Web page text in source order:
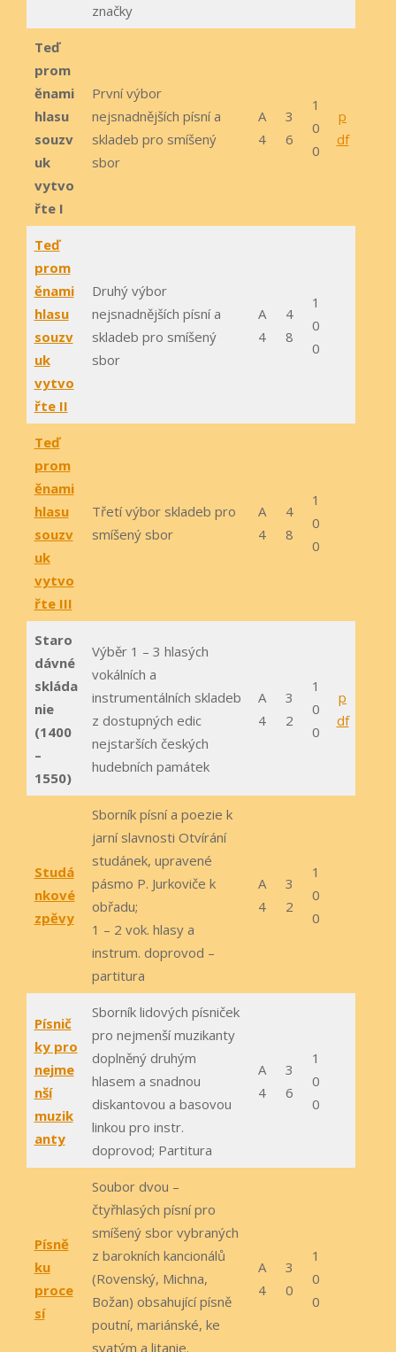
značky
Teď
prom
ěnami
hlasu
souzv
uk
vytvo
řte I
První výbor
nejsnadnějších písní a
skladeb pro smíšený
sbor
A
4
3
6
1
0
0
p
df
Teď
prom
ěnami
hlasu
souzv
uk
vytvo
řte II
Druhý výbor
nejsnadnějších písní a
skladeb pro smíšený
sbor
A
4
4
8
1
0
0
Teď
prom
ěnami
hlasu
souzv
uk
vytvo
řte III
Třetí výbor skladeb pro
smíšený sbor
A
4
4
8
1
0
0
Staro
dávné
skláda
nie
(1400
–
1550)
Výběr 1 – 3 hlasých
vokálních a
instrumentálních skladeb
z dostupných edic
nejstarších českých
hudebních památek
A
4
3
2
1
0
0
p
df
Studá
nkové
zpěvy
Sborník písní a poezie k
jarní slavnosti Otvírání
studánek, upravené
pásmo P. Jurkoviče k
obřadu;
1 – 2 vok. hlasy a
instrum. doprovod –
partitura
A
4
3
2
1
0
0
Písnič
ky pro
nejme
nší
muzik
anty
Sborník lidových písniček
pro nejmenší muzikanty
doplněný druhým
hlasem a snadnou
diskantovou a basovou
linkou pro instr.
doprovod; Partitura
A
4
3
6
1
0
0
Písně
ku
proce
sí
Soubor dvou –
čtyřhlasých písní pro
smíšený sbor vybraných
z barokních kancionálů
(Rovenský, Michna,
Božan) obsahující písně
poutní, mariánské, ke
svatým a litanie.
A
4
3
0
1
0
0